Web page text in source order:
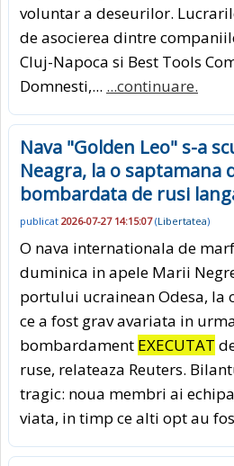
voluntar a deseurilor.
de asocierea dintre
Cluj-Napoca si Best Tools
Domnesti,... ...continuare.
Nava "Golden Leo" s-a
Neagra, la o saptamana
bombardata de rusi
publicat 2026-07-27 14:15:07(Libertatea)
O nava internationala de
duminica in apele Marii
portului ucrainean Odesa, la
ce a fost grav avariata in
bombardament EXECUTAT
ruse, relateaza Reuters.
tragic: noua membri ai
viata, in timp ce alti opt au